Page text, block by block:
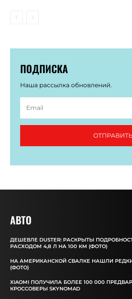
ПОДПИСКА
Наша рассылка обновлений.
ОТПРАВИТЬ
АВТО
ДЕШЕВЛЕ DUSTER: РАСКРЫТЫ
РАСХОДОМ 4,8 Л НА 100 КМ (ФОТО)
НА АМЕРИКАНСКОЙ СВАЛКЕ НАШЛИ РЕДКИЙ
(ФОТО)
XIAOMI ПОЛУЧИЛА БОЛЕЕ 100 000
КРОССОВЕРЫ SKYNOMAD